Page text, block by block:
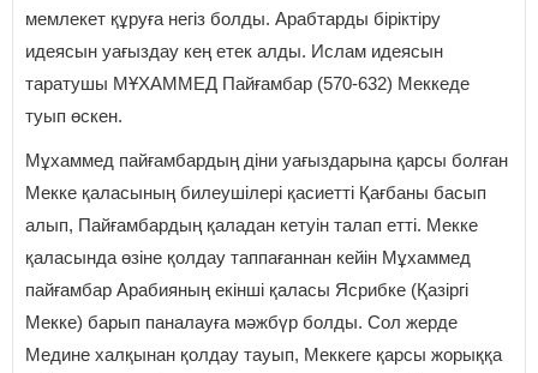
мемлекет құруға негіз болды. Арабтарды біріктіру
идеясын уағыздау кең етек алды. Ислам идеясын
таратушы МҰХАММЕД Пайғамбар (570-632) Меккеде
туып өскен.
Мұхаммед пайғамбардың діни уағыздарына қарсы болған
Мекке қаласының билеушілері қасиетті Қағбаны басып
алып, Пайғамбардың қаладан кетуін талап етті. Мекке
қаласында өзіне қолдау таппағаннан кейін Мұхаммед
пайғамбар Арабияның екінші қаласы Ясрибке (Қазіргі
Мекке) барып паналауға мәжбүр болды. Сол жерде
Медине халқынан қолдау тауып, Меккеге қарсы жорыққа